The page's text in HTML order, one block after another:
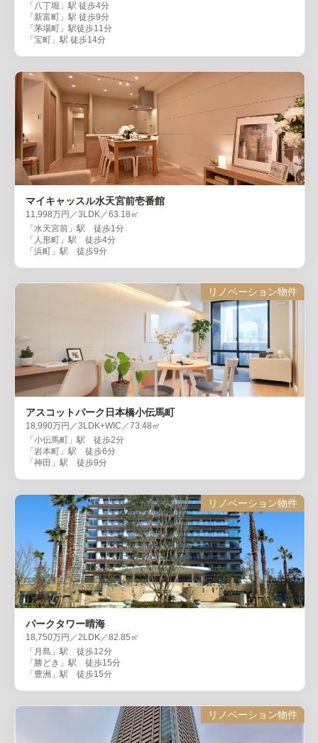
「八丁堀」駅 徒歩4分
「新富町」駅 徒歩9分
「茅場町」駅徒歩11分
「宝町」駅 徒歩14分
マイキャッスル水天宮前壱番館
11,998万円／3LDK／63.18㎡
「水天宮前」駅 徒歩1分
「人形町」駅 徒歩4分
「浜町」駅 徒歩9分
リノベーション物件
アスコットパーク日本橋小伝馬町
18,990万円／3LDK+WIC／73.48㎡
「小伝馬町」駅 徒歩2分
「岩本町」駅 徒歩6分
「神田」駅 徒歩9分
リノベーション物件
パークタワー晴海
18,750万円／2LDK／82.85㎡
「月島」駅 徒歩12分
「勝どき」駅 徒歩15分
「豊洲」駅 徒歩15分
リノベーション物件